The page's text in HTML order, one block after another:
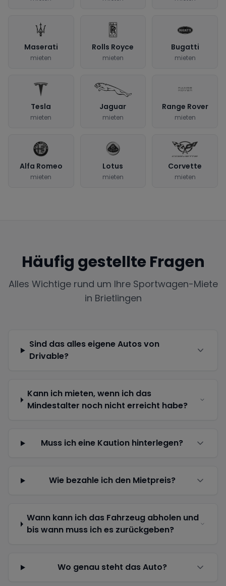
Maserati
mieten
Rolls Royce
mieten
Bugatti
mieten
Tesla
mieten
Jaguar
mieten
Range Rover
mieten
Alfa Romeo
mieten
Lotus
mieten
Corvette
mieten
Häufig gestellte Fragen
Alles Wichtige rund um Ihre Sportwagen-Miete
in Brietlingen
Sind das alles eigene Autos von
Drivable?
Kann ich mieten, wenn ich das
Mindestalter noch nicht erreicht habe?
Muss ich eine Kaution hinterlegen?
Wie bezahle ich den Mietpreis?
Wann kann ich das Fahrzeug abholen und
bis wann muss ich es zurückgeben?
Wo genau steht das Auto?